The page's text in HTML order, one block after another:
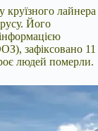
круїзного лайнера
Його
зафіксовано 11
людей померли.